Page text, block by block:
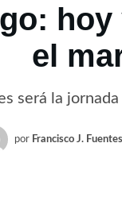
el
será la
por Francisco J. Fuentes